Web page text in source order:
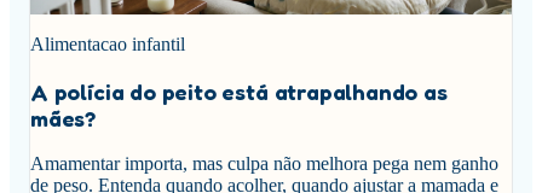
Alimentacao infantil
A polícia do peito está atrapalhando as
mães?
Amamentar importa, mas culpa não melhora pega nem ganho
de peso. Entenda quando acolher, quando ajustar a mamada e